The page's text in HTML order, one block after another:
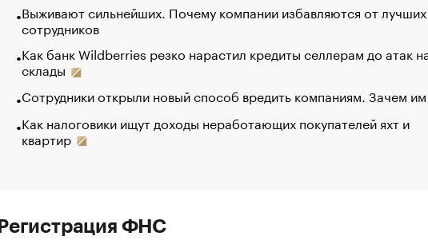
Выживают сильнейших. Почему компании избавляются от лучших
сотрудников
Как банк Wildberries резко нарастил кредиты селлерам до атак
склады
Сотрудники открыли новый способ вредить компаниям. Зачем
Как налоговики ищут доходы неработающих покупателей яхт и
квартир
Регистрация ФНС